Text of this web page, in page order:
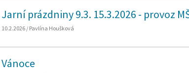
Jarní prázdniny 9.3. 15.3.2026 - provoz
10.2.2026 / Pavlína Houšková
Vánoce